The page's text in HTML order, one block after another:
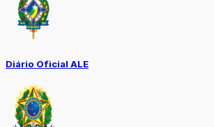
Diário Oficial ALE